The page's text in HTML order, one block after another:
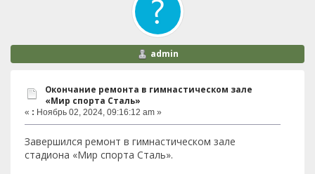
admin
Окончание ремонта в гимнастическом зале
«Мир спорта Сталь»
« : Ноябрь 02, 2024, 09:16:12 am »
Завершился ремонт в гимнастическом зале
стадиона «Мир спорта Сталь».